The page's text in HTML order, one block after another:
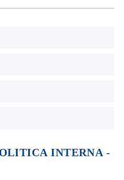
INTERNA -